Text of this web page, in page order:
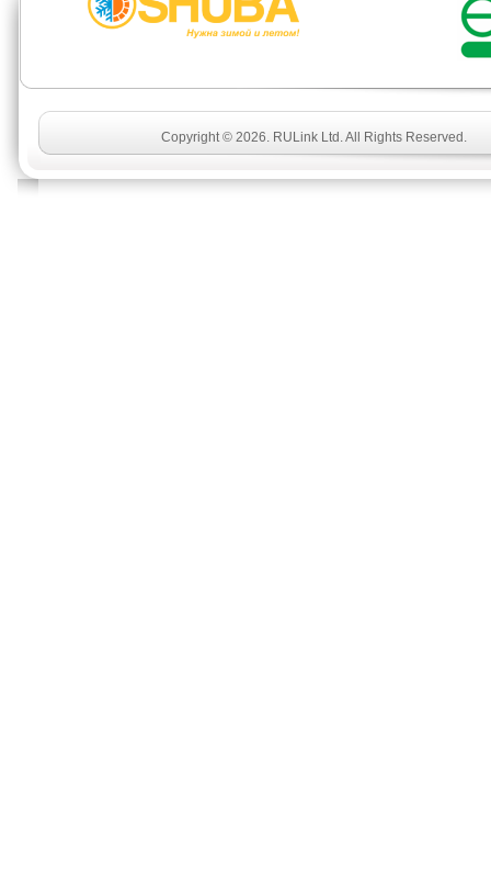
Copyright © 2026. RULink Ltd. All Rights Reserved.